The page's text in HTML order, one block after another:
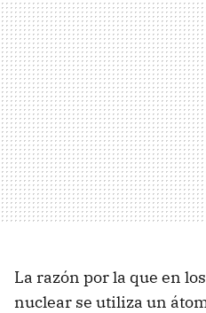
La razón por la que en
nuclear se utiliza un